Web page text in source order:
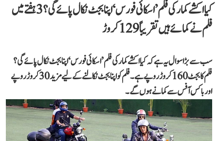
کیا اکشے کمار کی فلم ’اسکائی فورس‘ اپنا بجٹ نکال پائے گی؟ 3 ہفتے میں
فلم نے کمائے ہیں تقریباً 129 کروڑ
سب سے بڑا سوال یہ ہے کہ کیا اکشے کمار کی فلم ’اسکائی فورس‘ اپنا بجٹ نکال پائے گی؟
فلم کا بجٹ 160 کروڑ روپے ہے۔ فلم کو اپنا بجٹ نکالنے کے لیے مزید 30 کروڑ روپے
اور باکس آفس سے کمانے ہوں گے۔